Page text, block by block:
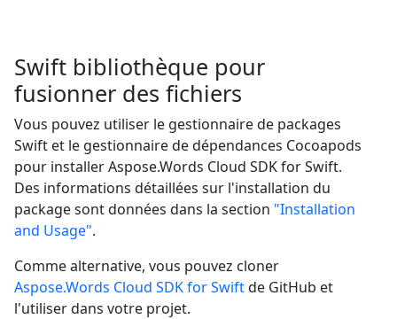
Swift bibliothèque pour
fusionner des fichiers
Vous pouvez utiliser le gestionnaire de packages
Swift et le gestionnaire de dépendances Cocoapods
pour installer Aspose.Words Cloud SDK for Swift.
Des informations détaillées sur l'installation du
package sont données dans la section "Installation
and Usage".
Comme alternative, vous pouvez cloner
Aspose.Words Cloud SDK for Swiftde GitHub et
l'utiliser dans votre projet.